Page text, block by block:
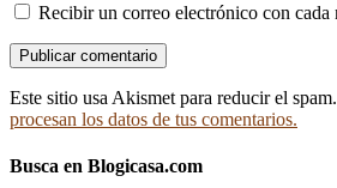
Recibir un correo electrónico con cada
Este sitio usa Akismet para reducir el spam.
procesan los datos de tus comentarios.
Busca en Blogicasa.com